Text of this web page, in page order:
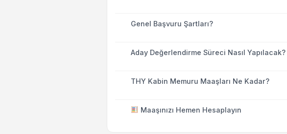
Genel Başvuru Şartları?
Aday Değerlendirme Süreci Nasıl Yapılacak?
THY Kabin Memuru Maaşları Ne Kadar?
Maaşınızı Hemen Hesaplayın